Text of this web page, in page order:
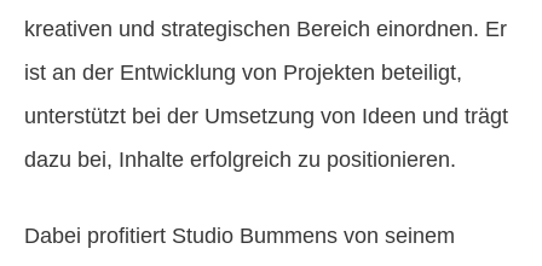
kreativen und strategischen Bereich einordnen. Er
ist an der Entwicklung von Projekten beteiligt,
unterstützt bei der Umsetzung von Ideen und trägt
dazu bei, Inhalte erfolgreich zu positionieren.
Dabei profitiert Studio Bummens von seinem